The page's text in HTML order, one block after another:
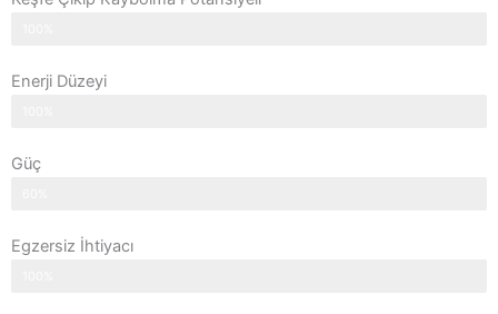
Enerji Düzeyi
Güç
Egzersiz İhtiyacı